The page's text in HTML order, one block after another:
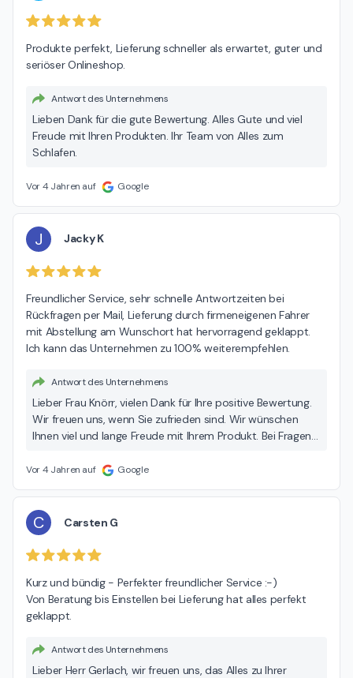
Produkte perfekt, Lieferung schneller als erwartet, guter und
seriöser Onlineshop.
Antwort des Unternehmens
Lieben Dank für die gute Bewertung. Alles Gute und viel
Freude mit Ihren Produkten. Ihr Team von Alles zum
Schlafen.
Vor 4 Jahren auf Google
J Jacky K
Freundlicher Service, sehr schnelle Antwortzeiten bei
Rückfragen per Mail, Lieferung durch firmeneigenen Fahrer
mit Abstellung am Wunschort hat hervorragend geklappt.
Ich kann das Unternehmen zu 100% weiterempfehlen.
Antwort des Unternehmens
Lieber Frau Knörr, vielen Dank für Ihre positive Bewertung.
Wir freuen uns, wenn Sie zufrieden sind. Wir wünschen
Ihnen viel und lange Freude mit Ihrem Produkt. Bei Fragen
Wir helfen Ihnen dann schnell und gerne weiter.
Vor 4 Jahren auf Google
C Carsten G
Kurz und bündig - Perfekter freundlicher Service :-)
Von Beratung bis Einstellen bei Lieferung hat alles perfekt
geklappt.
Antwort des Unternehmens
Lieber Herr Gerlach, wir freuen uns, das Alles zu Ihrer